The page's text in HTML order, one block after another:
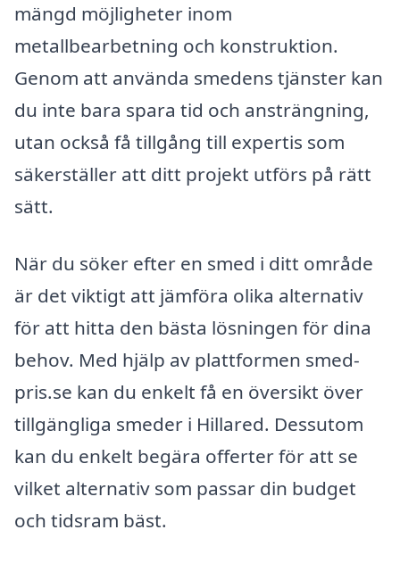
mängd möjligheter inom
metallbearbetning och konstruktion.
Genom att använda smedens tjänster kan
du inte bara spara tid och ansträngning,
utan också få tillgång till expertis som
säkerställer att ditt projekt utförs på rätt
sätt.
När du söker efter en smed i ditt område
är det viktigt att jämföra olika alternativ
för att hitta den bästa lösningen för dina
behov. Med hjälp av plattformen smed-
pris.se kan du enkelt få en översikt över
tillgängliga smeder i Hillared. Dessutom
kan du enkelt begära offerter för att se
vilket alternativ som passar din budget
och tidsram bäst.